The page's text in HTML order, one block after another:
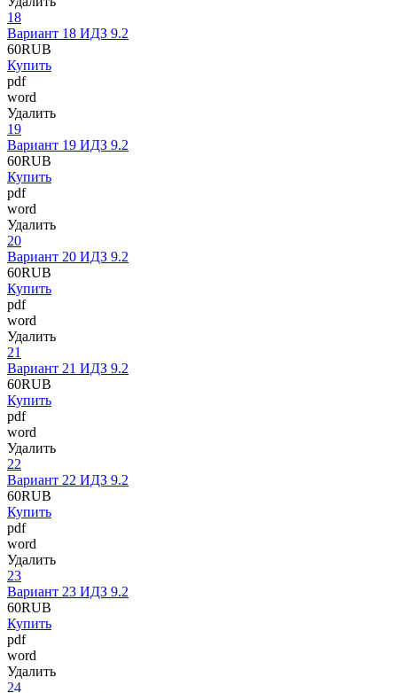
18
Вариант 18 ИДЗ 9.2
60RUB
Купить
pdf
word
Удалить
19
Вариант 19 ИДЗ 9.2
60RUB
Купить
pdf
word
Удалить
20
Вариант 20 ИДЗ 9.2
60RUB
Купить
pdf
word
Удалить
21
Вариант 21 ИДЗ 9.2
60RUB
Купить
pdf
word
Удалить
22
Вариант 22 ИДЗ 9.2
60RUB
Купить
pdf
word
Удалить
23
Вариант 23 ИДЗ 9.2
60RUB
Купить
pdf
word
Удалить
24